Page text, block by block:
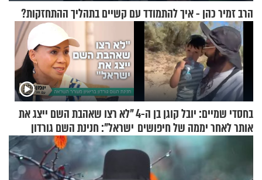
הרב זמיר כהן - איך להתמודד עם קשיים בתהליך ההתחזקות?
בחסדי שמיים: יובל קוגן בן ה-4
אותר לאחר יממה של חיפושים
"לא רצו שאהבת השם ייצג את
ישראל": חנינת השם גורדון
בריאיון מעורר השראה